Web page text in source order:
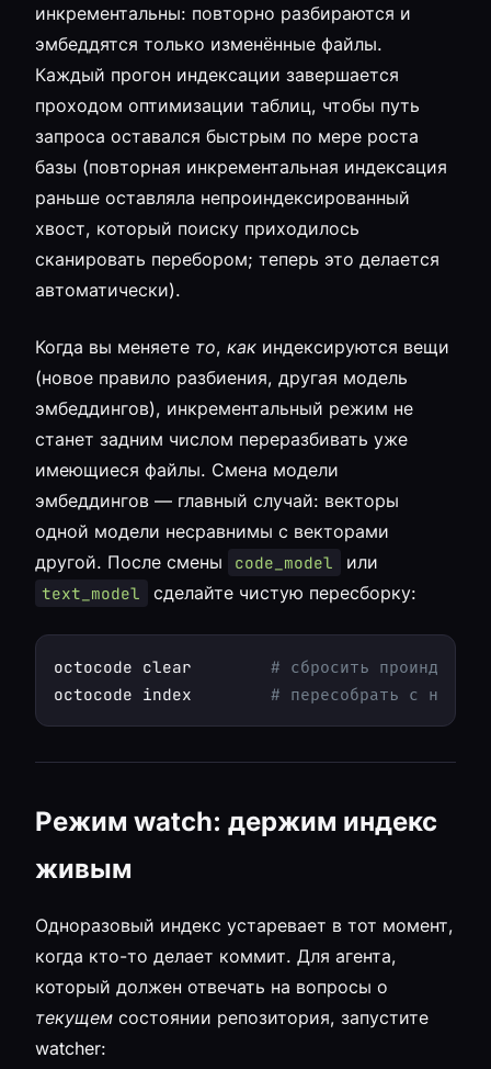
инкрементальны: повторно разбираются и
эмбеддятся только изменённые файлы.
Каждый прогон индексации завершается
проходом оптимизации таблиц, чтобы путь
запроса оставался быстрым по мере роста
базы (повторная инкрементальная индексация
раньше оставляла непроиндексированный
хвост, который поиску приходилось
сканировать перебором; теперь это делается
автоматически).
Когда вы меняете то, как индексируются вещи
(новое правило разбиения, другая модель
эмбеддингов), инкрементальный режим не
станет задним числом переразбивать уже
имеющиеся файлы. Смена модели
эмбеддингов — главный случай: векторы
одной модели несравнимы с векторами
другой. После смены
code_model или
text_model сделайте чистую пересборку:
octocode clear # сбросить
octocode index # пересобрать с новой
Режим watch: держим индекс
живым
Одноразовый индекс устаревает в тот момент,
когда кто-то делает коммит. Для агента,
который должен отвечать на вопросы о
текущем состоянии репозитория, запустите
watcher: